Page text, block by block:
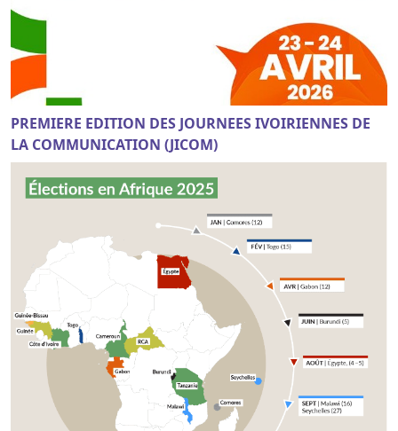
PREMIERE EDITION DES JOURNEES IVOIRIENNES DE
LA COMMUNICATION (JICOM)